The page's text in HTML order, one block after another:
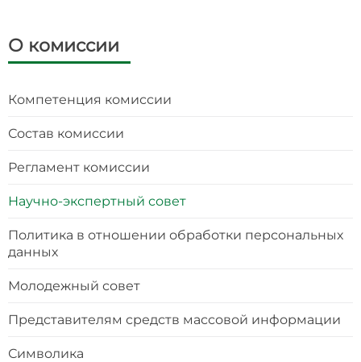
О комиссии
Компетенция комиссии
Состав комиссии
Регламент комиссии
Научно-экспертный совет
Политика в отношении обработки персональных
данных
Молодежный совет
Представителям средств массовой информации
Символика